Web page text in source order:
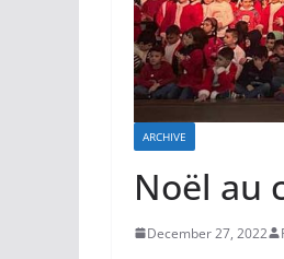
ARCHIVE
Noël au
December 27, 2022